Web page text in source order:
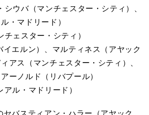
シウバ（マンチェスター・シティ）、
・マドリード）
チェスター・シティ）
イエルン）、マルティネス（アヤック
アス（マンチェスター・シティ）、
ーノルド（リバプール）
ル・マドリード）
バスティアン・ハラー（アヤック